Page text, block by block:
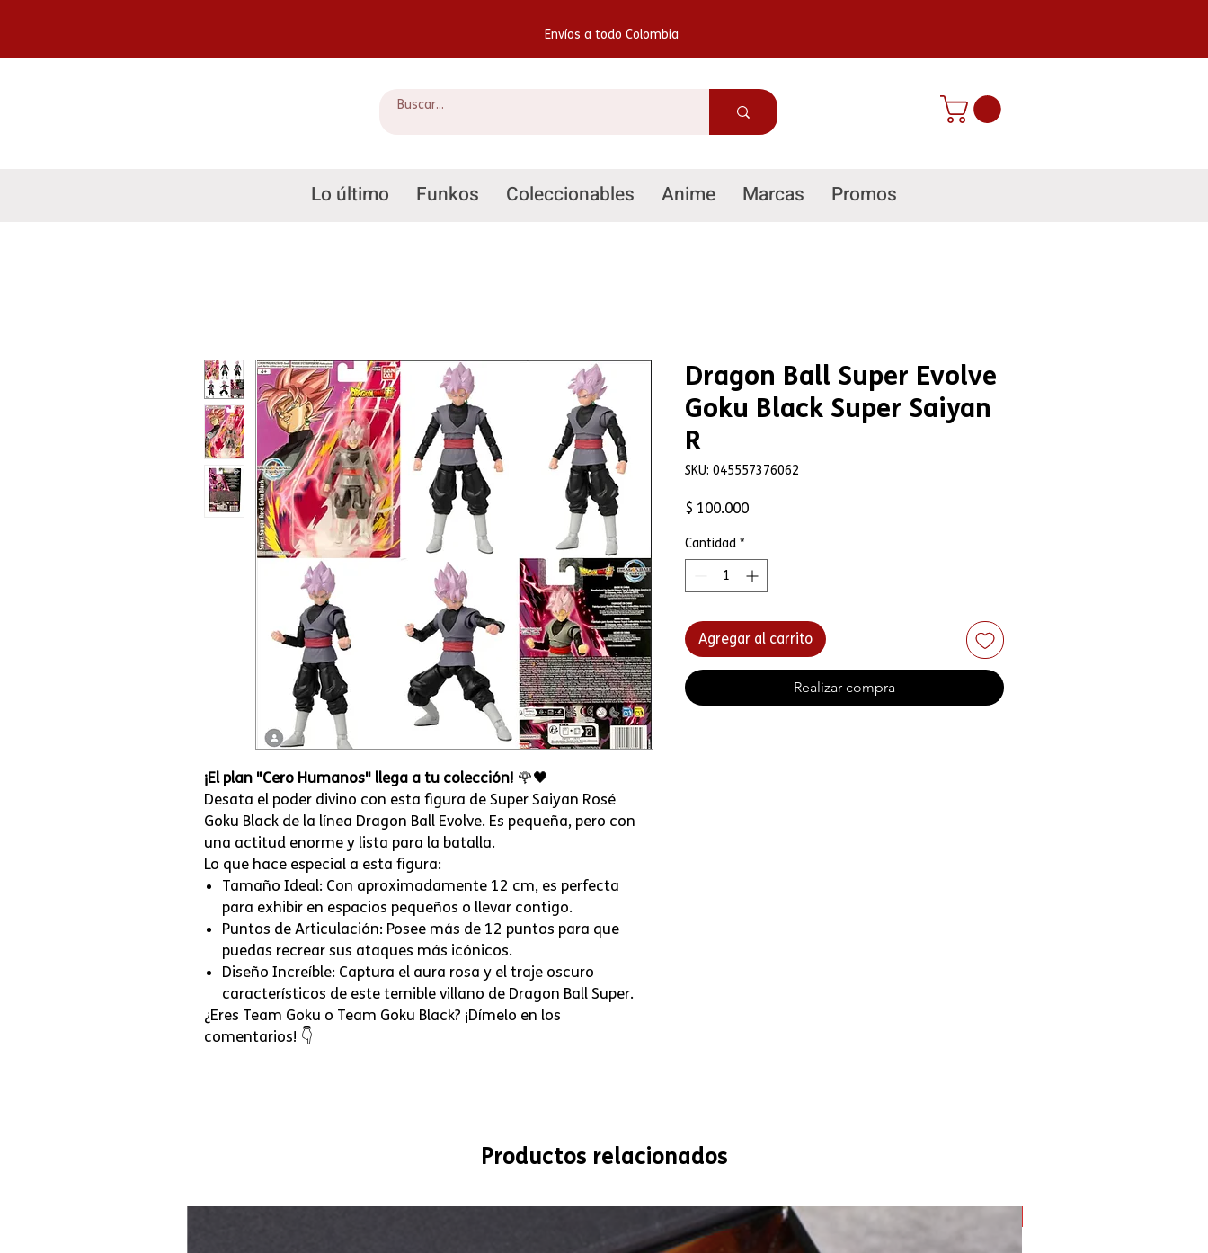
Envíos a todo Colombia
Lo último Funkos Coleccionables Anime Marcas Promos
¡El plan "Cero Humanos" llega a tu colección! 🌹🖤
Desata el poder divino con esta figura de Super Saiyan Rosé
Goku Black de la línea Dragon Ball Evolve. Es pequeña, pero con
una actitud enorme y lista para la batalla.
Lo que hace especial a esta figura:
Tamaño Ideal: Con aproximadamente 12 cm, es perfecta
para exhibir en espacios pequeños o llevar contigo.
Puntos de Articulación: Posee más de 12 puntos para que
puedas recrear sus ataques más icónicos.
Diseño Increíble: Captura el aura rosa y el traje oscuro
característicos de este temible villano de Dragon Ball Super.
¿Eres Team Goku o Team Goku Black? ¡Dímelo en los
comentarios! 👇
Dragon Ball Super Evolve
Goku Black Super Saiyan
R
SKU: 045557376062
$ 100.000Precio
Cantidad *
Agregar al carrito
Realizar compra
Productos relacionados